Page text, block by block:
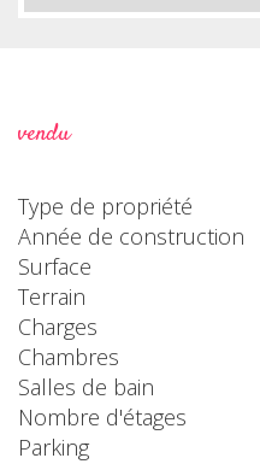
vendu
Type de propriété
Année de construction
Surface
Terrain
Charges
Chambres
Salles de bain
Nombre d'étages
Parking